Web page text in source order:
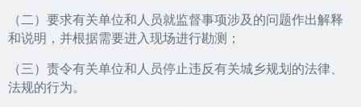
（二）要求有关单位和人员就监督事项涉及的问题作出解释
和说明，并根据需要进入现场进行勘测；
（三）责令有关单位和人员停止违反有关城乡规划的法律、
法规的行为。